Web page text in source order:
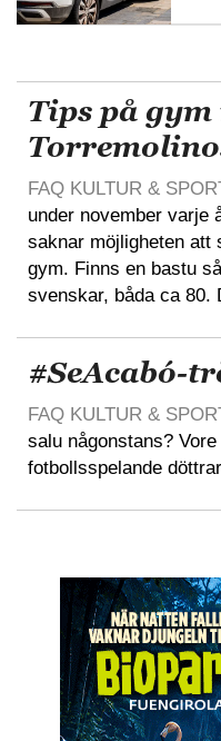
Tips på
FAQ KULTUR &
under november varje
saknar möjligheten att
gym. Finns en bastu
svenskar, båda ca 80.
#SeAcabó-
FAQ KULTUR &
salu någonstans?
fotbollsspelande